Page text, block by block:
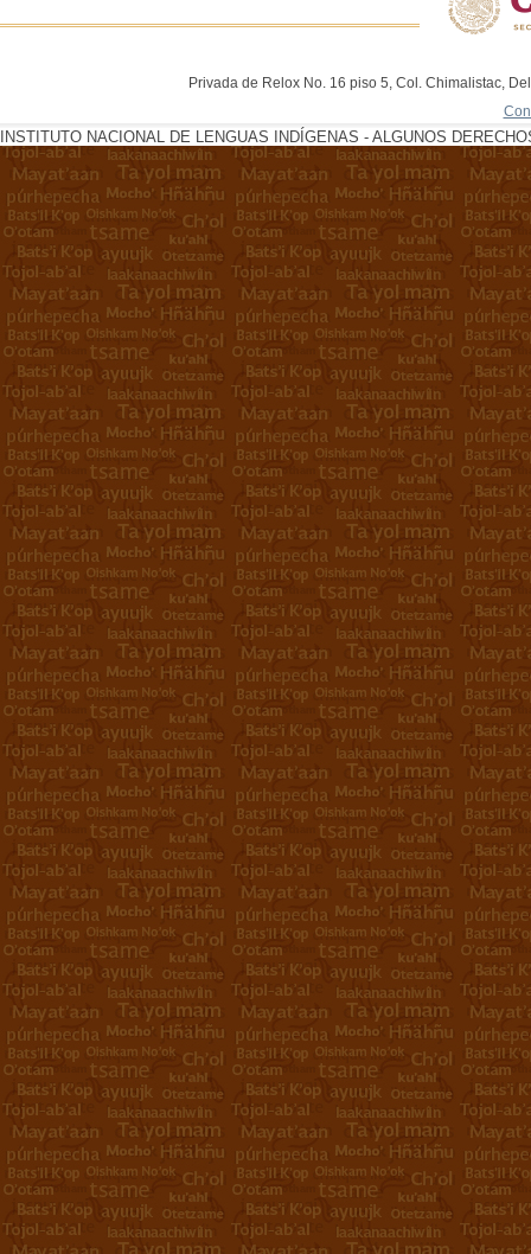
Privada de Relox No. 16 piso 5, Col. Chimalistac,
INSTITUTO NACIONAL DE LENGUAS INDÍGENAS - ALGUNOS